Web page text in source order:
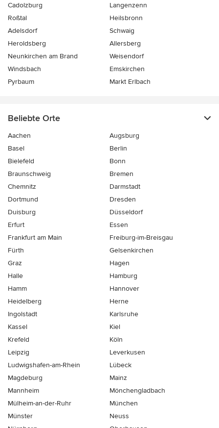
Cadolzburg
Langenzenn
Roßtal
Heilsbronn
Adelsdorf
Schwaig
Heroldsberg
Allersberg
Neunkirchen am Brand
Weisendorf
Windsbach
Emskirchen
Pyrbaum
Markt Erlbach
Beliebte Orte
Aachen
Augsburg
Basel
Berlin
Bielefeld
Bonn
Braunschweig
Bremen
Chemnitz
Darmstadt
Dortmund
Dresden
Duisburg
Düsseldorf
Erfurt
Essen
Frankfurt am Main
Freiburg-im-Breisgau
Fürth
Gelsenkirchen
Graz
Hagen
Halle
Hamburg
Hamm
Hannover
Heidelberg
Herne
Ingolstadt
Karlsruhe
Kassel
Kiel
Krefeld
Köln
Leipzig
Leverkusen
Ludwigshafen-am-Rhein
Lübeck
Magdeburg
Mainz
Mannheim
Mönchen­gladbach
Mülheim-an-der-Ruhr
München
Münster
Neuss